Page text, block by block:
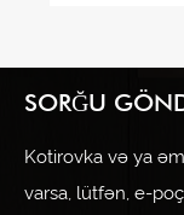
SORĞU
Kotirovka və ya
varsa, lütfən, e-